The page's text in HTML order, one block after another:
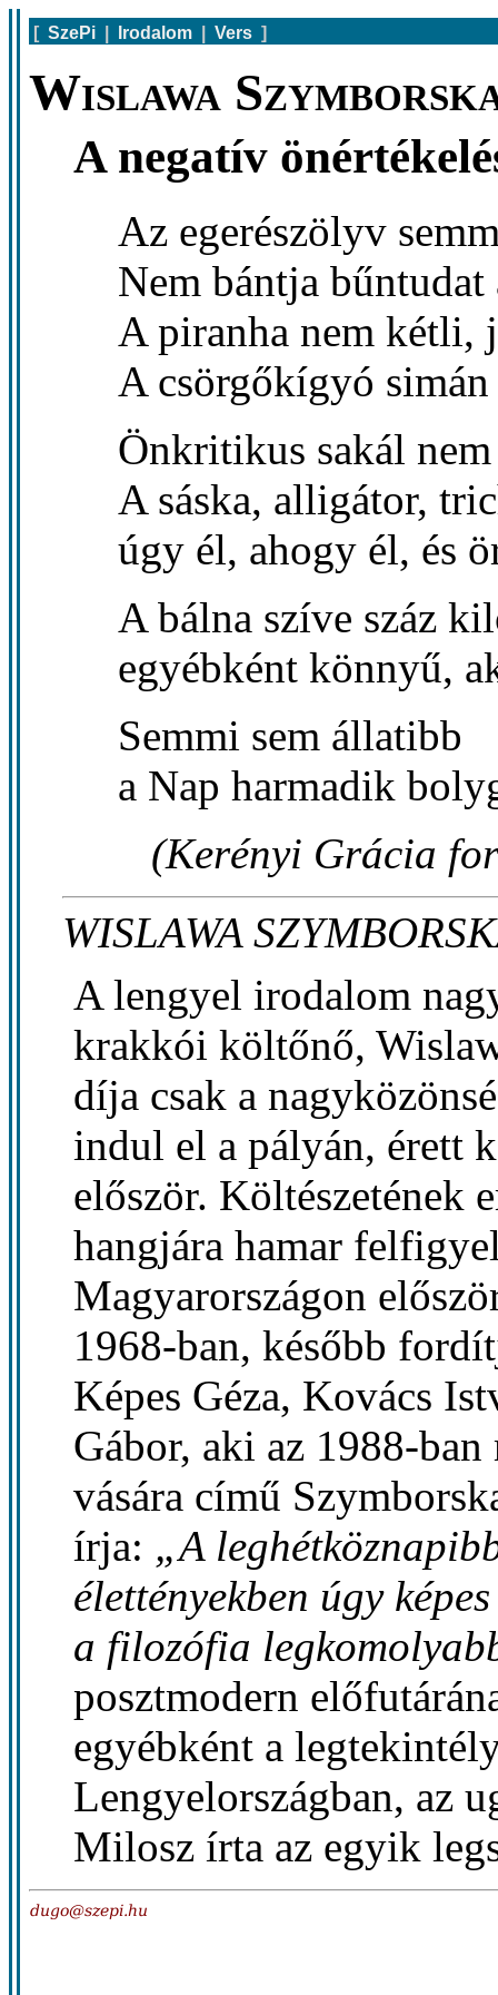
[ SzePi Irodalom Vers ]
Wislawa
A negatív
Az egerészölyv
Nem bántja
A piranha nem kétli,
A csörgőkígyó
Önkritikus sakál
A sáska, alligátor,
úgy él, ahogy él, és
A bálna szíve száz
egyébként könnyű,
Semmi sem állatibb
a Nap harmadik
(Kerényi Grácia
WISLAWA
A lengyel irodalom
krakkói költőnő,
díja csak a
indul el a pályán, érett
először. Költészetének
hangjára hamar
Magyarországon
1968-ban, később
Képes Géza, Kovács
Gábor, aki az 1988-
vására című
írja: „A
élettényekben úgy
a filozófia
posztmodern
egyébként a
Lengyelországban, az
Milosz írta az egyik